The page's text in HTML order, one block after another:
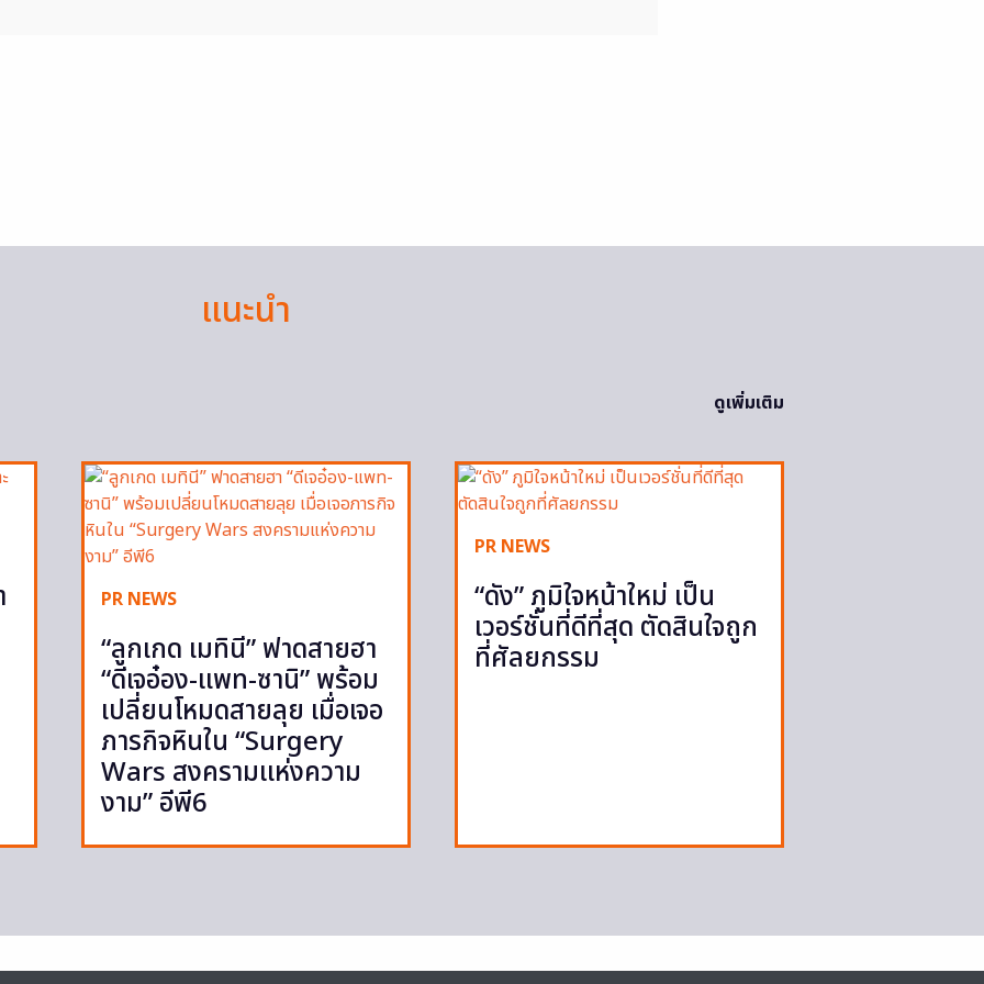
แนะนำ
ดูเพิ่มเติม
PR NEWS
“ลูกเกด เมทินี” ฟาดสายฮา
“ดีเจอ๋อง-แพท-ซานิ” พร้อม
เปลี่ยนโหมดสายลุย เมื่อเจอ
ภารกิจหินใน “Surgery
Wars สงครามแห่งความ
งาม” อีพี6
PR NEWS
“ดัง” ภูมิใจหน้าใหม่ เป็น
เวอร์ชั่นที่ดีที่สุด ตัดสินใจถูก
ที่ศัลยกรรม